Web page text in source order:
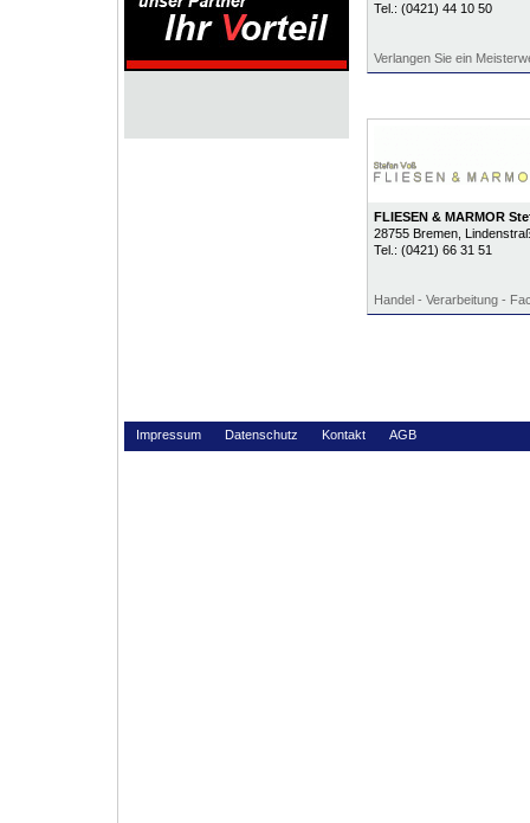
Tel.: (0421) 44 10 50
Verlangen Sie ein
FLIESEN & MARMOR
28755 Bremen,
Tel.: (0421) 66 31 51
Handel - Verarbeitung -
Impressum Datenschutz Kontakt AGB